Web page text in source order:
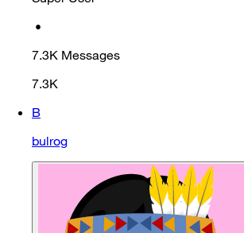
•
7.3K Messages
7.3K
B
bulrog